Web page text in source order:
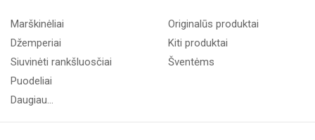
Marškinėliai
Džemperiai
Siuvinėti rankšluosčiai
Puodeliai
Daugiau...
Originalūs produktai
Kiti produktai
Šventėms